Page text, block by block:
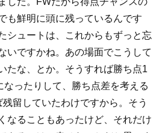
も鮮明に頭に残っているんです
シュートは、これからもずっと忘
いですかね。あの場面でこうして
たな、とか。そうすれば勝ち点1
ったりして、勝ち点差を考える
留していたわけですから。そう
なることもあったけど、それだけ